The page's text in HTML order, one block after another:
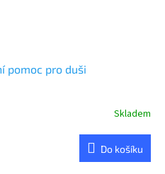
pomoc pro duši
Skladem
Do košíku